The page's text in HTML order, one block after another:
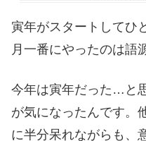
寅年がスタートしてひ
月一番にやったのは語
今年は寅年だった…と
が気になったんです。
に半分呆れながらも、